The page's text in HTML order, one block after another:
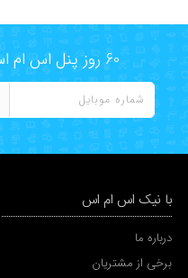
60 روز پنل اس ام اس رایگان، امتحان کنید!
با نیک اس ام اس
درباره ما
برخی از مشتریان